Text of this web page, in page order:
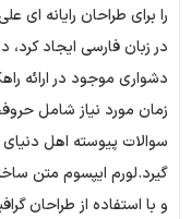
را برای طراحان رایانه
در زبان فارسی ایجاد
دشواری موجود در ارائه
زمان مورد نیاز شامل
سوالات پیوسته اهل
گیرد.لورم ایپسوم متن
و با استفاده از طراحان